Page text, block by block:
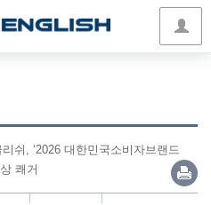
쉬, ‘2026 대한민국소비자브랜드
쾌거